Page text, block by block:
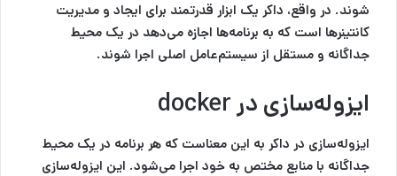
شوند. در واقع، داکر یک ابزار قدرتمند برای ایجاد و مدیریت
کانتینرها است که به برنامه‌ها اجازه می‌دهد در یک محیط
جداگانه و مستقل از سیستم‌عامل اصلی اجرا شوند.
ایزوله‌سازی در docker
ایزوله‌سازی در داکر به این معناست که هر برنامه در یک محیط
جداگانه با منابع مختص به خود اجرا می‌شود. این ایزوله‌سازی